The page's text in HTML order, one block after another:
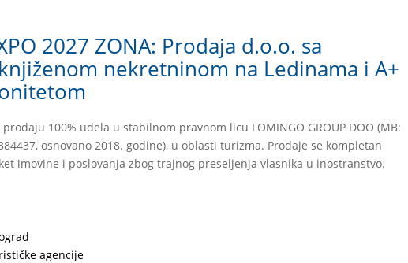
2027 ZONA: Prodaja d.o.o. sa
nekretninom na Ledinama i A+
prodaju 100% udela u stabilnom pravnom licu LOMINGO GROUP DOO (MB:
osnovano 2018. godine), u oblasti turizma. Prodaje se kompletan
imovine i poslovanja zbog trajnog preseljenja vlasnika u inostranstvo.
agencije